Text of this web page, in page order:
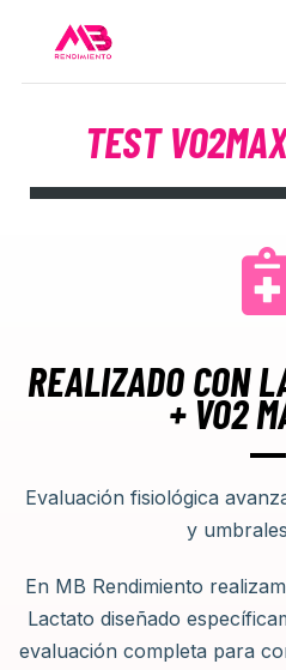
TEST
REALIZADO CON
+ VO2
Evaluación fisiológica
y
En MB Rendimiento
Lactato diseñado
evaluación completa para